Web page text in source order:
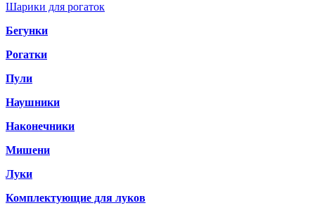
Шарики для рогаток
Бегунки
Рогатки
Пули
Наушники
Наконечники
Мишени
Луки
Комплектующие для луков